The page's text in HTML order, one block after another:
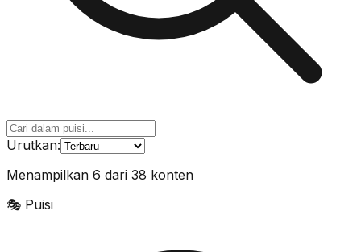
Urutkan:
Menampilkan 6 dari 38 konten
🎭 Puisi